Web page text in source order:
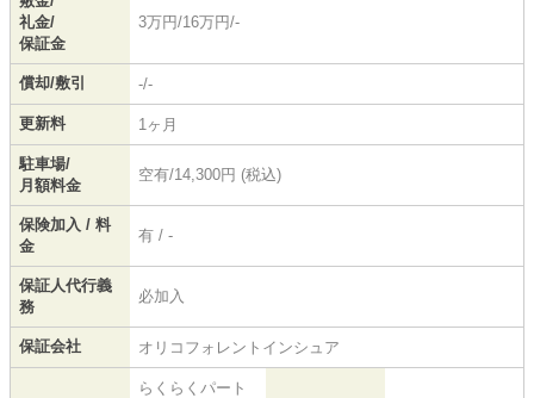
礼金/
保証金
3万円/16万円/-
償却/敷引 -/-
更新料 1ヶ月
駐車場/
月額料金
空有/14,300円 (税込)
保険加入 / 料
金
有 / -
保証人代行義
務
必加入
保証会社 オリコフォレントインシュア
らくらくパート